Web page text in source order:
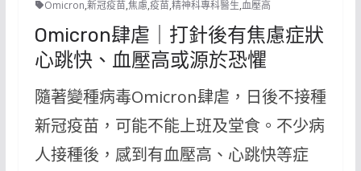
Omicron,新冠疫苗,焦慮,疫苗,精神科專科醫生,血壓高
Omicron肆虐｜打針後有焦慮症狀
心跳快、血壓高或源於恐懼
隨著變種病毒Omicron肆虐，日後不接種
新冠疫苗，可能不能上班及堂食。不少病
人接種後，感到有血壓高、心跳快等症